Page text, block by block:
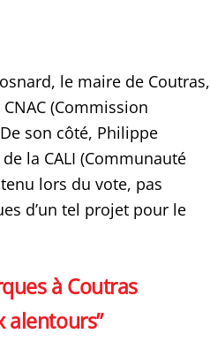
le maire de Coutras,
(Commission
son côté, Philippe
la CALI (Communauté
lors du vote, pas
d’un tel projet pour le
à Coutras
alentours”